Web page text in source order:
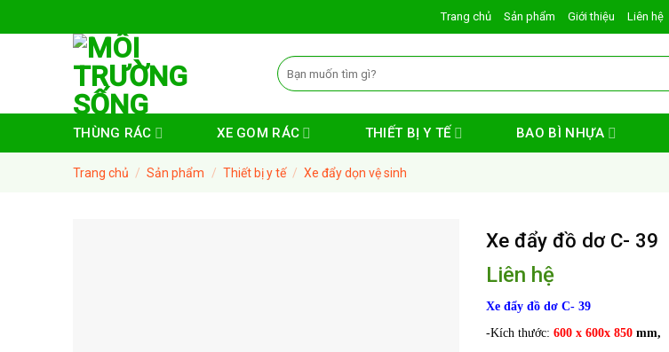
to
Trang chủ Sản phẩm Giới thiệu Liên hệ
Tìm
kiếm:
THÙNG RÁC XE GOM RÁC THIẾT BỊ Y TẾ BAO BÌ NHỰA
Trang chủ / Sản phẩm / Thiết bị y tế / Xe đẩy dọn vệ sinh
Xe đẩy đồ dơ C- 39
Liên hệ
Xe đẩy đồ dơ C- 39
-Kích thước: 600 x 600x 850 mm,